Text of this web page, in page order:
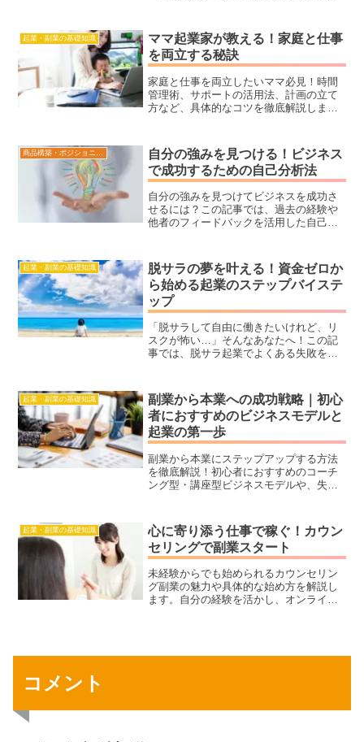
え方、得られた変化をリアルにお伝えし
ます。副業に一歩踏み出せない方にこそ
読んでほしい内容です。
起業・副業の基礎知識
ママ起業家が教える！家庭と仕事
を両立する秘訣
家庭と仕事を両立したいママ必見！時間
管理術、サポートの活用法、計画の立て
方など、具体的なコツを徹底解説しま
を出す秘訣とは？
自分の強みを見つける！ビジネス
で成功するための自己分析法
自分の強みを見つけてビジネスを成功さ
せるには？この記事では、過去の経験や
他者のフィードバックを活用した自己分
を活かして収益化するヒントが満載で
す！
起業・副業の基礎知識
脱サラの夢を叶える！資金ゼロか
ら始める起業のステップバイステ
ップ
「脱サラして自由に働きたいけれど、リ
スクが怖い…」そんなあなたへ！この記
事では、脱サラ起業でよくある失敗を避
に、初期投資ゼロで始められる起業アイ
デアや、収入が安定するまでの戦略もご
紹介。副業からスタートして、リスクを
最小限に抑えながら成功するためのロー
ドマップを手に入れましょう！脱サラの
夢を実現する第一歩を踏み出すヒントが
満載です。
起業・副業の基礎知識
副業から本業への成功戦略｜初心
者におすすめのビジネスモデルと
起業の第一歩
副業から本業にステップアップする方法
を徹底解説！初心者におすすめのコーチ
ング型・講座型ビジネスモデルや、失敗
起業・副業の基礎知識
心に寄り添う仕事で稼ぐ！カウン
セリングで副業スタート
未経験からでも始められるカウンセリン
グ副業の魅力や具体的な始め方を解説し
ます。自分の経験を活かし、オンライン
コメント